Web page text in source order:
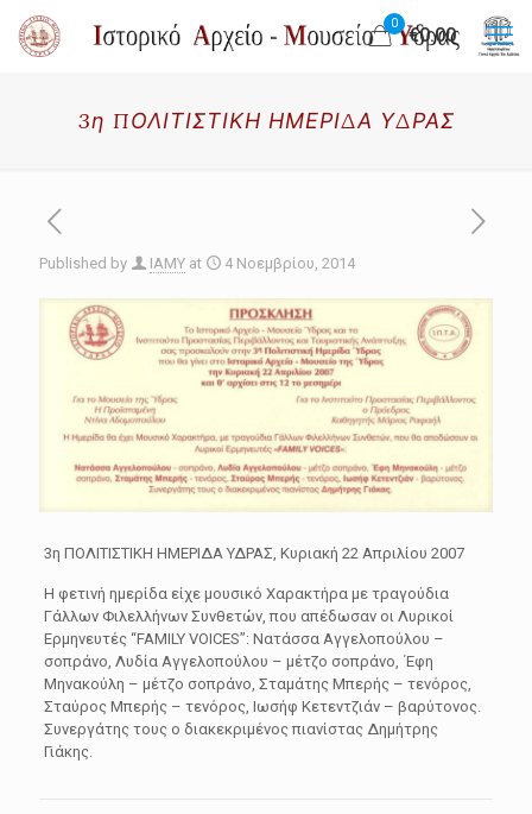
0
€0.00
3η ΠΟΛΙΤΙΣΤΙΚΗ ΗΜΕΡΙΔΑ ΥΔΡΑΣ
Published by IAMY at 4 Νοεμβρίου, 2014
3η ΠΟΛΙΤΙΣΤΙΚΗ ΗΜΕΡΙΔΑ ΥΔΡΑΣ, Κυριακή 22 Απριλίου 2007
Η φετινή ημερίδα είχε μουσικό Χαρακτήρα με τραγούδια
Γάλλων Φιλελλήνων Συνθετών, που απέδωσαν οι Λυρικοί
Ερμηνευτές “FAMILY VOICES”: Νατάσσα Αγγελοπούλου –
σοπράνο, Λυδία Αγγελοπούλου – μέτζο σοπράνο, ΄Εφη
Μηνακούλη – μέτζο σοπράνο, Σταμάτης Μπερής – τενόρος,
Σταύρος Μπερής – τενόρος, Ιωσήφ Κετεντζιάν – βαρύτονος.
Συνεργάτης τους ο διακεκριμένος πιανίστας Δημήτρης
Γιάκης.